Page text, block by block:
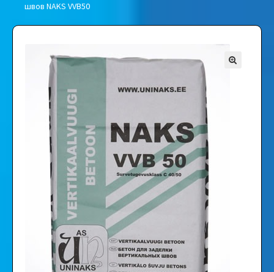
Продукты
Контакты
О фирмe
швов NAKS VVB50